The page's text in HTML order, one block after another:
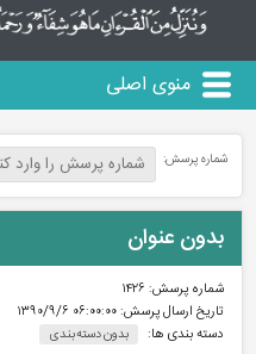
منوی اصلی
شماره پرسش:
بدون عنوان
شماره پرسش: ۱۴۲۶
تاریخ ارسال پرسش:۰۶:۰۰:۰۰ ۱۳۹۰/۹/۶
دسته بندی ها:
بدون دسته بندی